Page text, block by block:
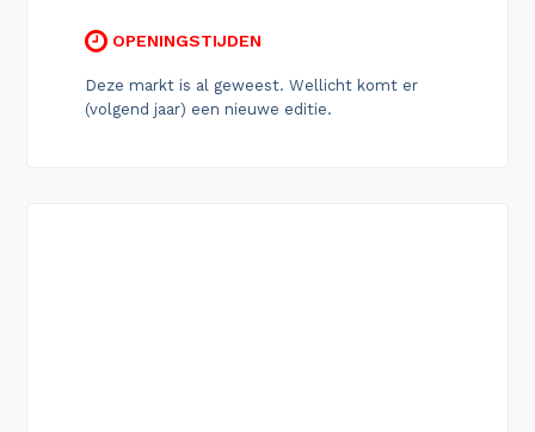
OPENINGSTIJDEN
Deze markt is al geweest. Wellicht komt er
(volgend jaar) een nieuwe editie.